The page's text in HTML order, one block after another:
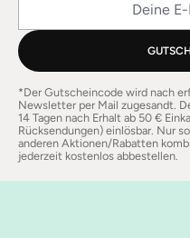
*Der Gutscheincode wird nach
Newsletter per Mail zugesandt.
14 Tagen nach Erhalt ab 50 €
Rücksendungen) einlösbar. Nur
anderen Aktionen/Rabatten
jederzeit kostenlos abbestellen.